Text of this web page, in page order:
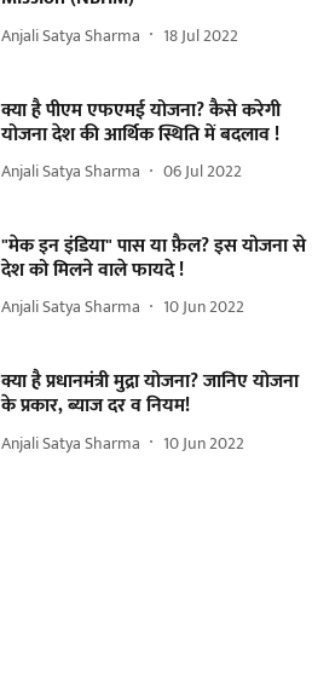
Anjali Satya Sharma 18 Jul 2022
क्या है पीएम एफएमई योजना? कैसे करेगी
योजना देश की आर्थिक स्थिति में बदलाव !
Anjali Satya Sharma 06 Jul 2022
"मेक इन इंडिया" पास या फ़ैल? इस योजना से
देश को मिलने वाले फायदे !
Anjali Satya Sharma 10 Jun 2022
क्या है प्रधानमंत्री मुद्रा योजना? जानिए योजना
के प्रकार, ब्याज दर व नियम!
Anjali Satya Sharma 10 Jun 2022